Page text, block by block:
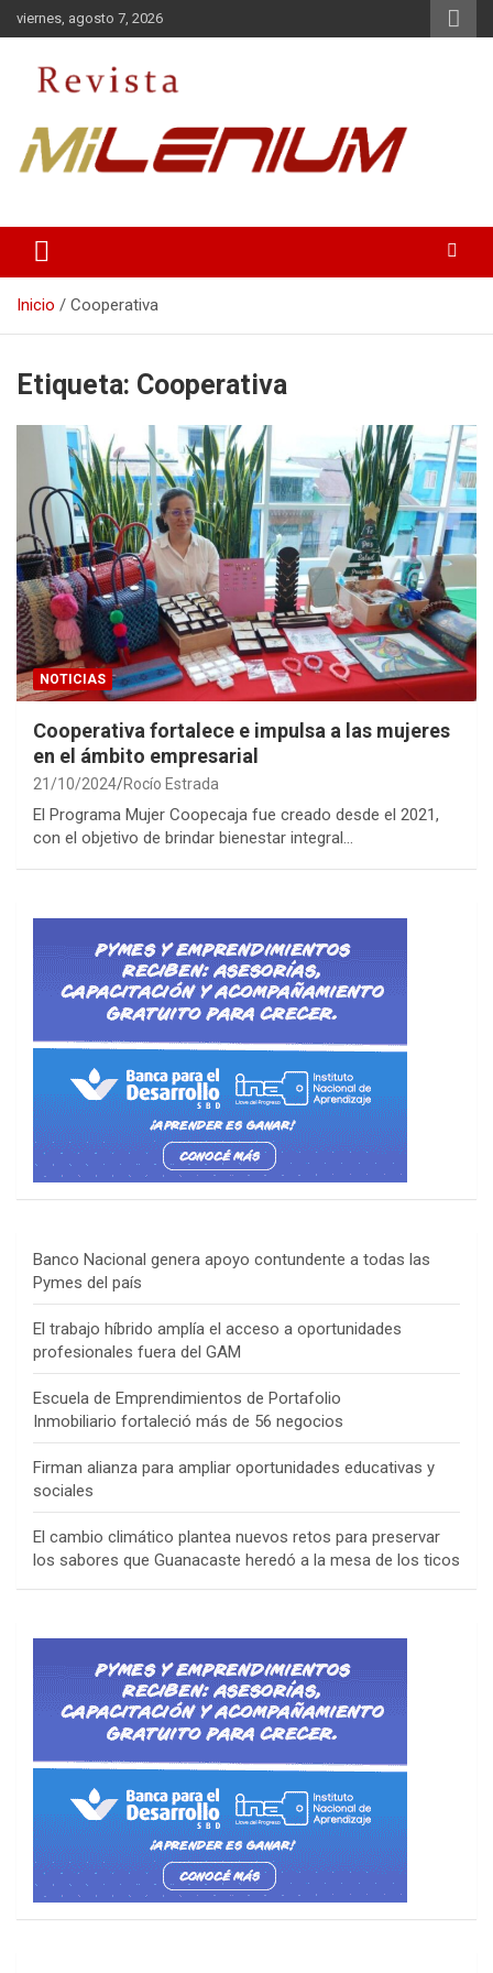
Saltar
al
viernes, agosto 7, 2026
Inicio Cooperativa
Etiqueta: Cooperativa
NOTICIAS
Cooperativa fortalece e impulsa a las mujeres
en el ámbito empresarial
21/10/2024 Rocío Estrada
El Programa Mujer Coopecaja fue creado desde el 2021,
con el objetivo de brindar bienestar integral…
Banco Nacional genera apoyo contundente a todas las
Pymes del país
El trabajo híbrido amplía el acceso a oportunidades
profesionales fuera del GAM
Escuela de Emprendimientos de Portafolio
Inmobiliario fortaleció más de 56 negocios
Firman alianza para ampliar oportunidades educativas y
sociales
El cambio climático plantea nuevos retos para preservar
los sabores que Guanacaste heredó a la mesa de los ticos